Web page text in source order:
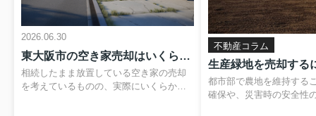
2026.06.30
東大阪市の空き家売却はいくらかかる？費用や税金の内訳と負担を抑える方法
相続したまま放置している空き家の売却
を考えているものの、実際にいくらかか
不動産コラム
都市部で農地を維持する
確保や、災害時の安全性